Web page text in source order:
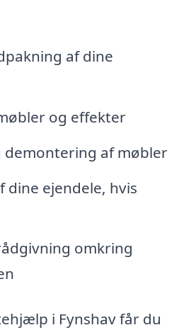
af dine
og effekter
af møbler
dine ejendele, hvis
omkring
i Fynshav får du